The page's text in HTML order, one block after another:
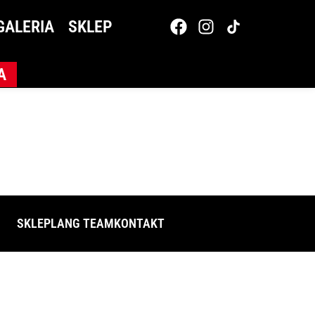
SKLEP
SKLEPLANG TEAMKONTAKT